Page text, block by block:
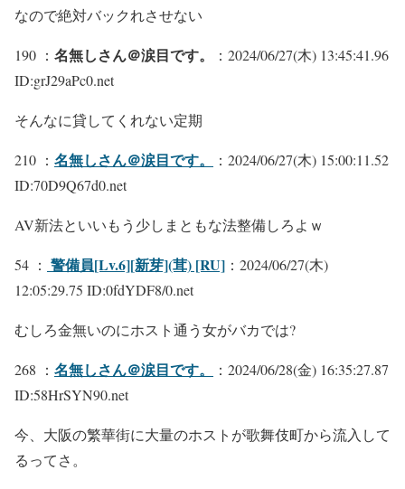
なので絶対バックれさせない
190 ： 名無しさん＠涙目です。
：2024/06/27(木) 13:45:41.96
ID:grJ29aPc0.net
そんなに貸してくれない定期
210 ： 名無しさん＠涙目です。
：2024/06/27(木) 15:00:11.52
ID:70D9Q67d0.net
AV新法といいもう少しまともな法整備しろよｗ
54 ： 警備員[Lv.6][新芽](茸) [RU] ：2024/06/27(木)
12:05:29.75 ID:0fdYDF8/0.net
むしろ金無いのにホスト通う女がバカでは?
268 ： 名無しさん＠涙目です。
：2024/06/28(金) 16:35:27.87
ID:58HrSYN90.net
今、大阪の繁華街に大量のホストが歌舞伎町から流入して
るってさ。